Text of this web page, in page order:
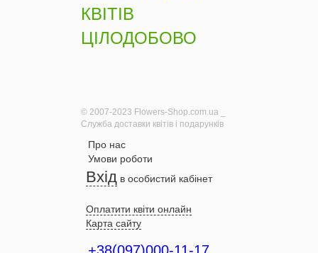
КВІТІВ
ЦІЛОДОБОВО
© 2007-2023 Flowers-Shop.com.ua _
Служба доставки квітів і подарунків
Про нас
Умови роботи
Вхід в особистий кабінет
Оплатити квіти онлайн
Карта сайту